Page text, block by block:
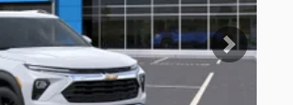
Suivant